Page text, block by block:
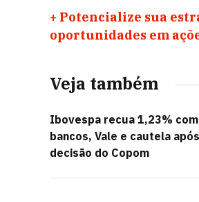
+ Potencialize sua
oportunidades em
Veja também
Ibovespa recua 1,23% com
bancos, Vale e cautela após
decisão do Copom